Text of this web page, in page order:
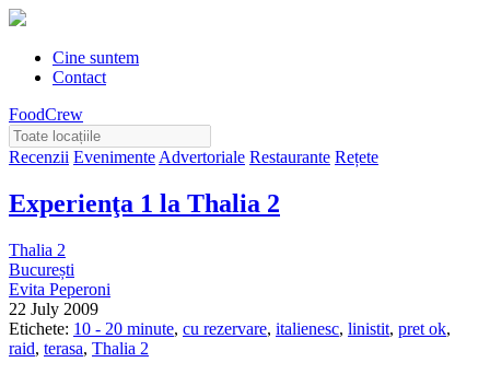
Cine suntem
Contact
FoodCrew
Recenzii Evenimente Advertoriale Restaurante Rețete
Experienţa 1 la Thalia 2
Thalia 2
București
Evita Peperoni
22 July 2009
Etichete: 10 - 20 minute, cu rezervare, italienesc, linistit, pret ok,
raid, terasa, Thalia 2